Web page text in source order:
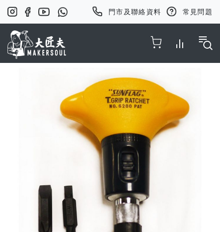
門市及聯絡資料 常見問題